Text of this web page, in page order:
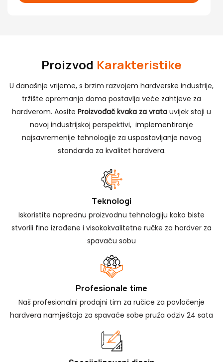
Proizvod Karakteristike
U današnje vrijeme, s brzim razvojem hardverske industrije,
tržište opremanja doma postavlja veće zahtjeve za
hardverom. Aosite Proizvođač kvaka za vrata uvijek stoji u
novoj industrijskoj perspektivi, implementiranje
najsavremenije tehnologije za uspostavljanje novog
standarda za kvalitet hardvera.
Teknologi
Iskoristite naprednu proizvodnu tehnologiju kako biste
stvorili fino izrađene i visokokvalitetne ručke za hardver za
spavaću sobu
Profesionale time
Naš profesionalni prodajni tim za ručice za povlačenje
hardvera namještaja za spavaće sobe pruža odziv 24 sata